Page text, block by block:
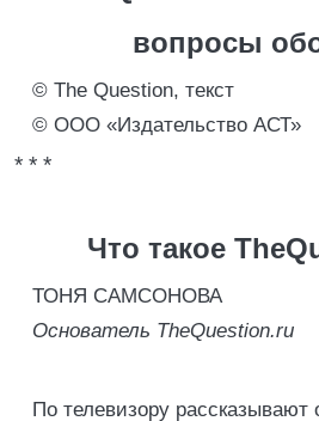
вопросы
© The Question, текст
© ООО «Издательство АСТ»
* * *
Что такое
ТОНЯ САМСОНОВА
Основатель TheQuestion.ru
По телевизору